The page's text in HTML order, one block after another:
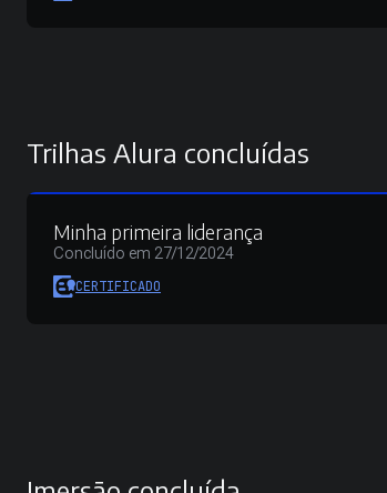
Trilhas Alura concluídas
Minha primeira liderança
Concluído em 27/12/2024
CERTIFICADO